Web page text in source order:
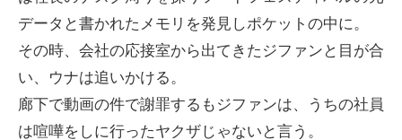
データと書かれたメモリを発見しポケットの中に。
その時、会社の応接室から出てきたジファンと目が合
い、ウナは追いかける。
廊下で動画の件で謝罪するもジファンは、うちの社員
は喧嘩をしに行ったヤクザじゃないと言う。